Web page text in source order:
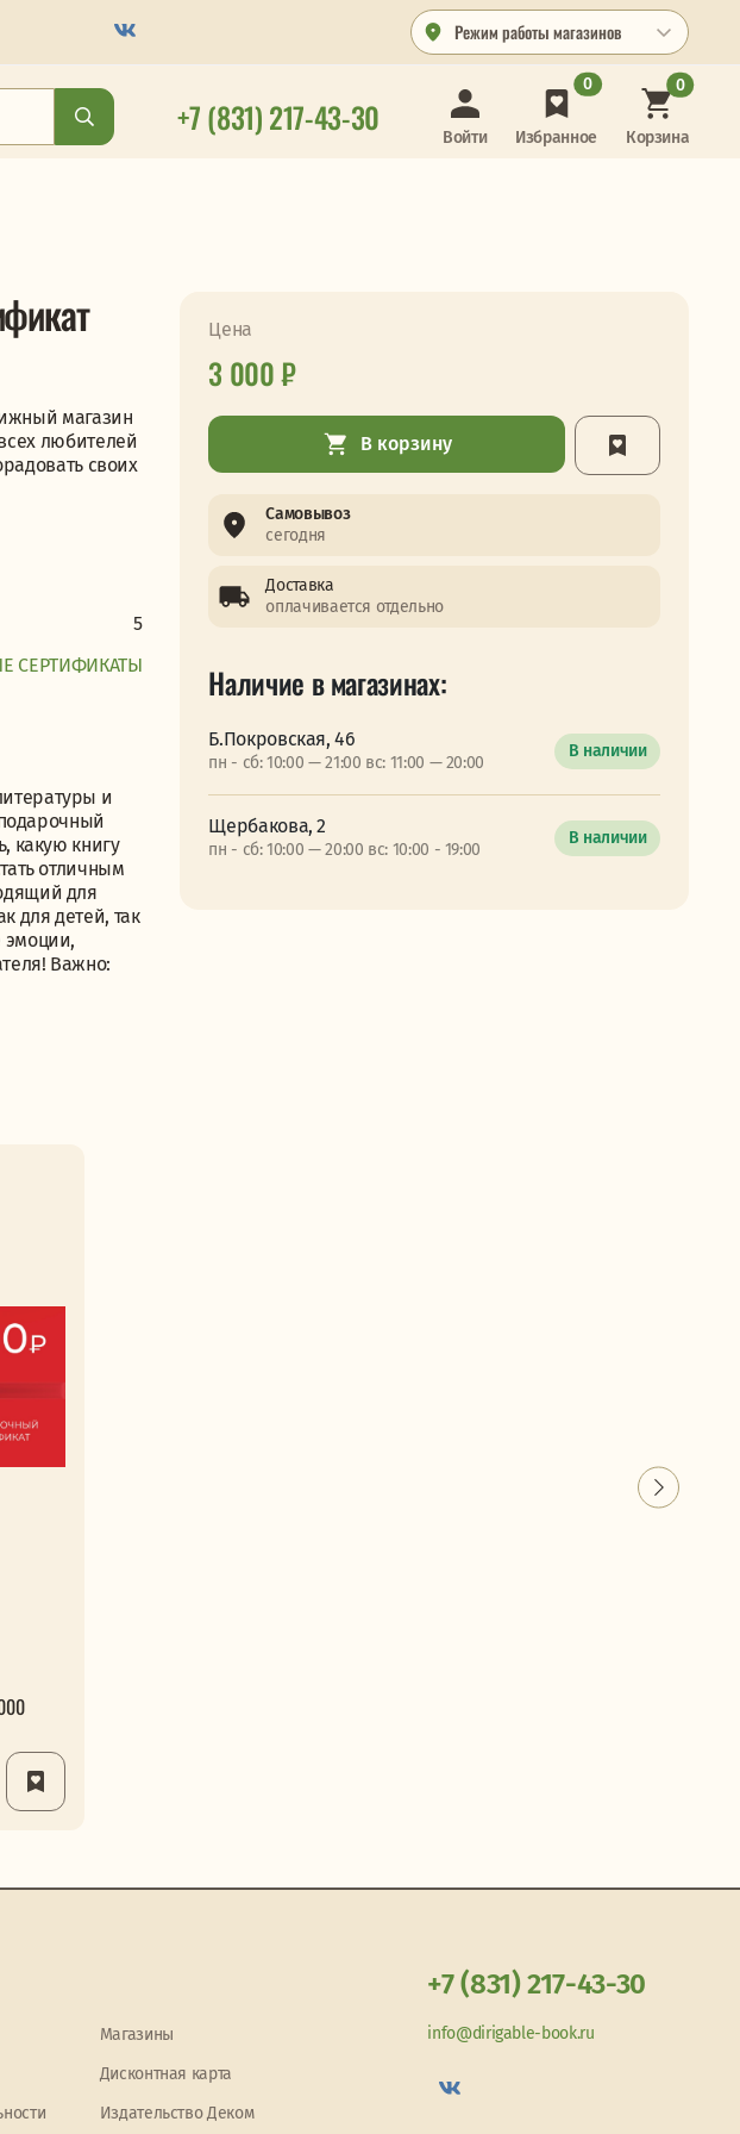
Режим работы магазинов
+7 (831) 217-43-30 Войти Избранное
0
Корзина
0
магазин
любителей
своих
5
СЕРТИФИКАТЫ
и
какую книгу
отличным
для
для детей, так
эмоции,
Важно:
Цена
3 000 ₽
В корзину
Самовывоз
сегодня
Доставка
оплачивается отдельно
Наличие в магазинах:
Б.Покровская, 46
пн - сб: 10:00 — 21:00 вс: 11:00 — 20:00
В наличии
Щербакова, 2
пн - сб: 10:00 — 20:00 вс: 10:00 - 19:00
В наличии
Магазины
Дисконтная карта
Издательство Деком
+7 (831) 217-43-30
info@dirigable-book.ru